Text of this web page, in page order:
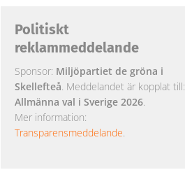
Politiskt
reklammeddelande
Sponsor: Miljöpartiet de gröna i
Skellefteå. Meddelandet är kopplat till:
Allmänna val i Sverige 2026.
Mer information:
Transparensmeddelande.